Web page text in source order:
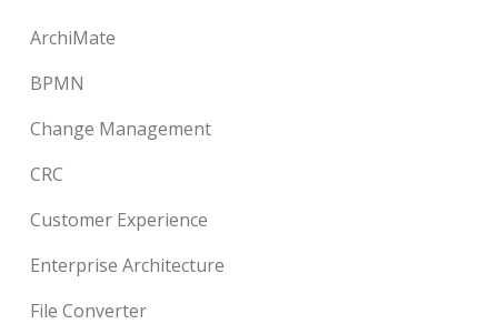
ArchiMate
BPMN
Change Management
CRC
Customer Experience
Enterprise Architecture
File Converter